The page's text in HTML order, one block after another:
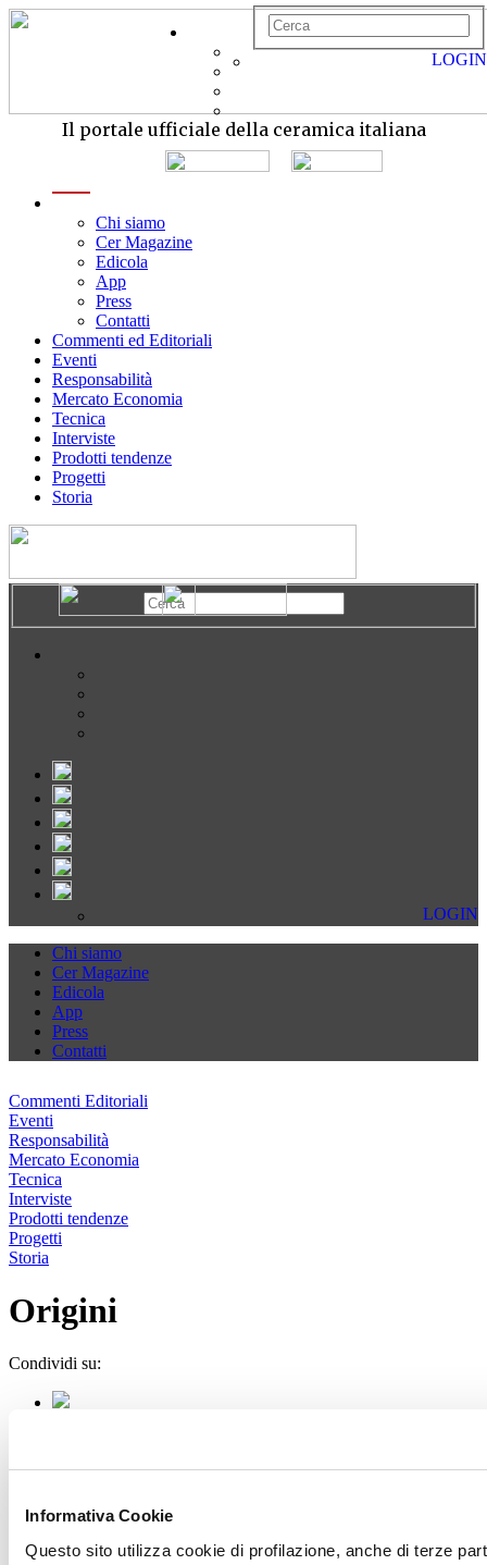
Informativa Cookie
Questo sito utilizza cookie di profilazione, anche di terze
Il portale ufficiale della ceramica italiana
Chi siamo
Cer Magazine
Edicola
App
Press
Contatti
Commenti ed Editoriali
Eventi
Responsabilità
Mercato Economia
Tecnica
Interviste
Prodotti tendenze
Progetti
Storia
LOGIN
LOGIN
Chi siamo
Cer Magazine
Edicola
App
Press
Contatti
Commenti Editoriali
Eventi
Responsabilità
Mercato Economia
Tecnica
Interviste
Prodotti tendenze
Progetti
Storia
Origini
Condividi su: